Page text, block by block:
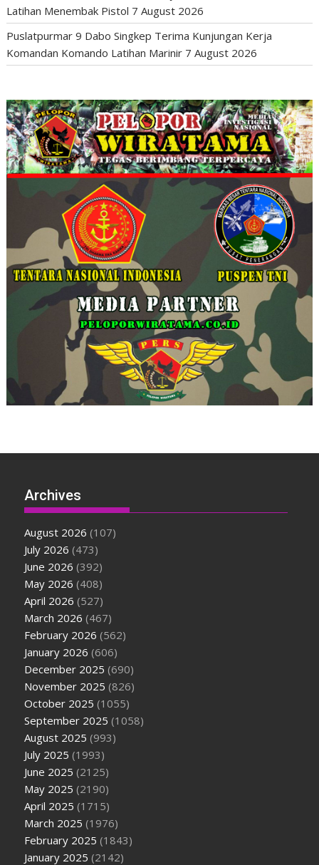
Latihan Menembak Pistol 7 August 2026
Puslatpurmar 9 Dabo Singkep Terima Kunjungan Kerja
Komandan Komando Latihan Marinir 7 August 2026
Archives
August 2026 (107)
July 2026 (473)
June 2026 (392)
May 2026 (408)
April 2026 (527)
March 2026 (467)
February 2026 (562)
January 2026 (606)
December 2025 (690)
November 2025 (826)
October 2025 (1055)
September 2025 (1058)
August 2025 (993)
July 2025 (1993)
June 2025 (2125)
May 2025 (2190)
April 2025 (1715)
March 2025 (1976)
February 2025 (1843)
January 2025 (2142)